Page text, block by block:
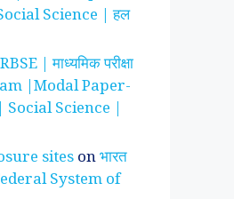
Social Science | हल
RBSE | माध्यमिक परीक्षा
|Modal Paper-
| Social Science |
sites onभारत
System of